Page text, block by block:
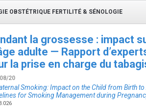
OBSTÉTRIQUE FERTILITÉ & SÉNOLOGIE
la grossesse : impact
adulte — Rapport
la prise en charge du
20
Smoking: Impact on the Child from Birth
for Smoking Management during